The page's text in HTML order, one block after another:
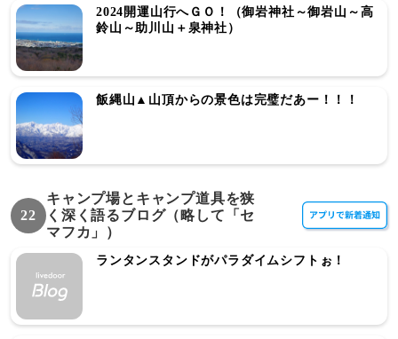
2024開運山行へＧＯ！（御岩神社～御岩山～高
鈴山～助川山＋泉神社）
飯縄山▲山頂からの景色は完璧だあー！！！
22
キャンプ場とキャンプ道具を狭
く深く語るブログ（略して「セ
マフカ」）
ランタンスタンドがパラダイムシフトぉ！